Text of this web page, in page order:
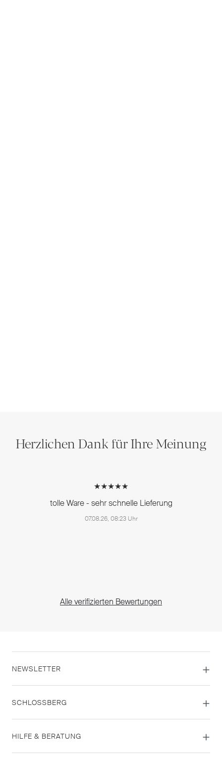
Herzlichen Dank für Ihre Meinung
★★★★★
tolle Ware - sehr schnelle Lieferung
07.08.26, 08:23 Uhr
Alle verifizierten Bewertungen
NEWSLETTER
SCHLOSSBERG
HILFE & BERATUNG